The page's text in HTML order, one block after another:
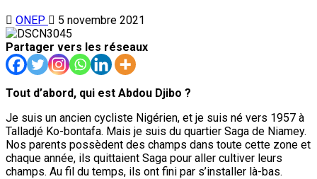
ONEP
5 novembre 2021
Partager vers les réseaux
Tout d’abord, qui est Abdou Djibo ?
Je suis un ancien cycliste Nigérien, et je suis né vers 1957 à
Talladjé Ko-bontafa. Mais je suis du quartier Saga de Niamey.
Nos parents possèdent des champs dans toute cette zone et
chaque année, ils quittaient Saga pour aller cultiver leurs
champs. Au fil du temps, ils ont fini par s’installer là-bas.